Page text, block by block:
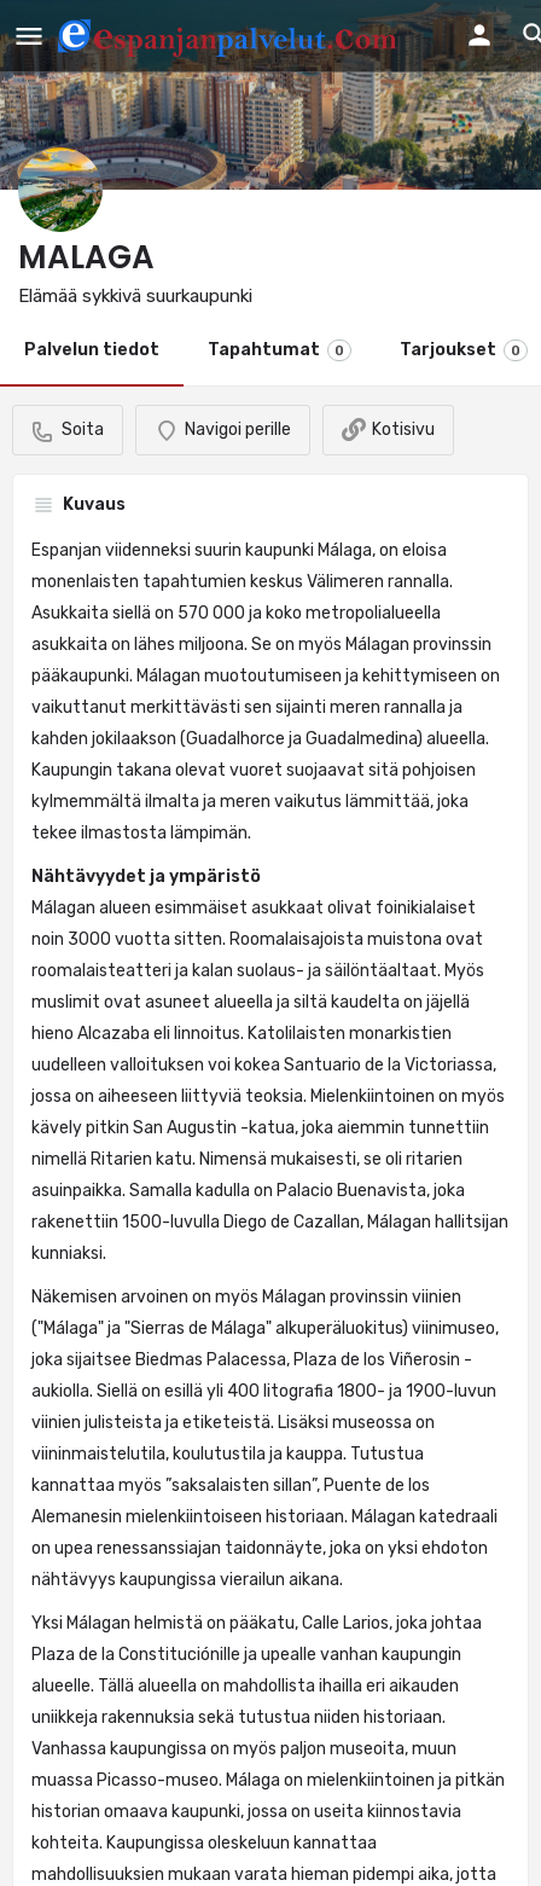
MALAGA
Elämää sykkivä suurkaupunki
Palvelun tiedot Tapahtumat 0 Tarjoukset 0
Soita Navigoi perille Kotisivu
Kuvaus
Espanjan viidenneksi suurin kaupunki Málaga, on eloisa
monenlaisten tapahtumien keskus Välimeren rannalla.
Asukkaita siellä on 570 000 ja koko metropolialueella
asukkaita on lähes miljoona. Se on myös Málagan provinssin
pääkaupunki. Málagan muotoutumiseen ja kehittymiseen on
vaikuttanut merkittävästi sen sijainti meren rannalla ja
kahden jokilaakson (Guadalhorce ja Guadalmedina) alueella.
Kaupungin takana olevat vuoret suojaavat sitä pohjoisen
kylmemmältä ilmalta ja meren vaikutus lämmittää, joka
tekee ilmastosta lämpimän.
Nähtävyydet ja ympäristö
Málagan alueen esimmäiset asukkaat olivat foinikialaiset
noin 3000 vuotta sitten. Roomalaisajoista muistona ovat
roomalaisteatteri ja kalan suolaus- ja säilöntäaltaat. Myös
muslimit ovat asuneet alueella ja siltä kaudelta on jäjellä
hieno Alcazaba eli linnoitus. Katolilaisten monarkistien
uudelleen valloituksen voi kokea Santuario de la Victoriassa,
jossa on aiheeseen liittyviä teoksia. Mielenkiintoinen on myös
kävely pitkin San Augustin -katua, joka aiemmin tunnettiin
nimellä Ritarien katu. Nimensä mukaisesti, se oli ritarien
asuinpaikka. Samalla kadulla on Palacio Buenavista, joka
rakenettiin 1500-luvulla Diego de Cazallan, Málagan hallitsijan
kunniaksi.
Näkemisen arvoinen on myös Málagan provinssin viinien
("Málaga" ja "Sierras de Málaga" alkuperäluokitus) viinimuseo,
joka sijaitsee Biedmas Palacessa, Plaza de los Viñerosin -
aukiolla. Siellä on esillä yli 400 litografia 1800- ja 1900-luvun
viinien julisteista ja etiketeistä. Lisäksi museossa on
viininmaistelutila, koulutustila ja kauppa. Tutustua
kannattaa myös ”saksalaisten sillan”, Puente de los
Alemanesin mielenkiintoiseen historiaan. Málagan katedraali
on upea renessanssiajan taidonnäyte, joka on yksi ehdoton
nähtävyys kaupungissa vierailun aikana.
Yksi Málagan helmistä on pääkatu, Calle Larios, joka johtaa
Plaza de la Constituciónille ja upealle vanhan kaupungin
alueelle. Tällä alueella on mahdollista ihailla eri aikauden
uniikkeja rakennuksia sekä tutustua niiden historiaan.
Vanhassa kaupungissa on myös paljon museoita, muun
muassa Picasso-museo. Málaga on mielenkiintoinen ja pitkän
historian omaava kaupunki, jossa on useita kiinnostavia
kohteita. Kaupungissa oleskeluun kannattaa
mahdollisuuksien mukaan varata hieman pidempi aika, jotta